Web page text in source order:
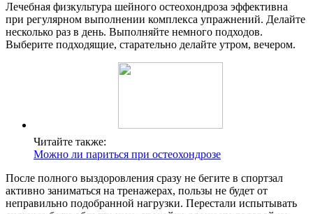
Лечебная физкультура шейного остеохондроза эффективна
при регулярном выполнении комплекса упражнений. Делайте
несколько раз в день. Выполняйте немного подходов.
Выберите подходящие, старательно делайте утром, вечером.
Читайте также:
Можно ли париться при остеохондрозе
После полного выздоровления сразу не бегите в спортзал
активно заниматься на тренажерах, пользы не будет от
неправильно подобранной нагрузки. Перестали испытывать